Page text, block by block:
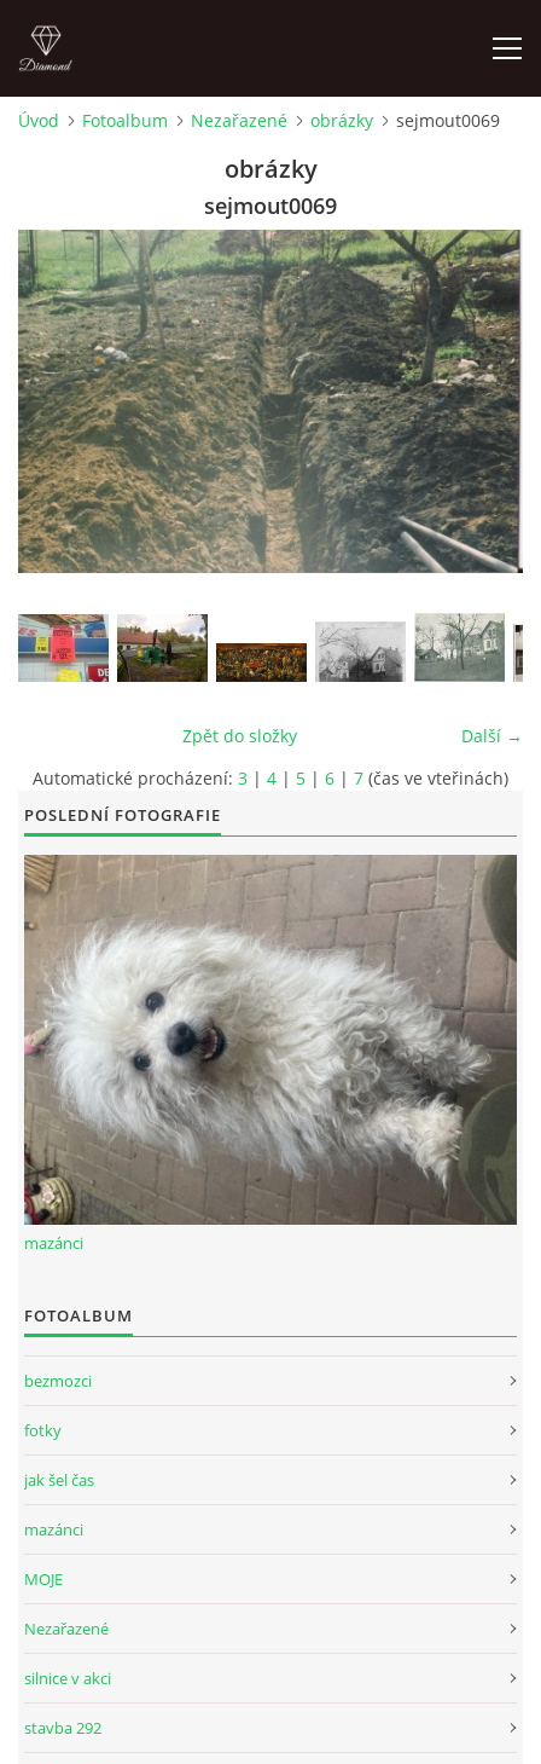
Pepouch
+420605716650
pepouch@seznam.cz
© 2026 eStránky.cz |RSS|Tisk|Aktualizováno: 26. 6. 2026|Nahoru ↑
Úvod Fotoalbum Nezařazené obrázky sejmout0069
obrázky
sejmout0069
Další →
Zpět do složky
Automatické procházení: 3 | 4 | 5 | 6 | 7 (čas ve vteřinách)
POSLEDNÍ FOTOGRAFIE
mazánci
FOTOALBUM
bezmozci
fotky
jak šel čas
mazánci
MOJE
Nezařazené
silnice v akci
stavba 292